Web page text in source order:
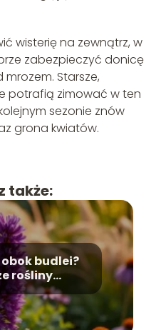
wisterię na zewnątrz, w
zabezpieczyć donicę
Starsze,
potrafią zimować w ten
sezonie znów
grona kwiatów.
także:
budlei?
rośliny